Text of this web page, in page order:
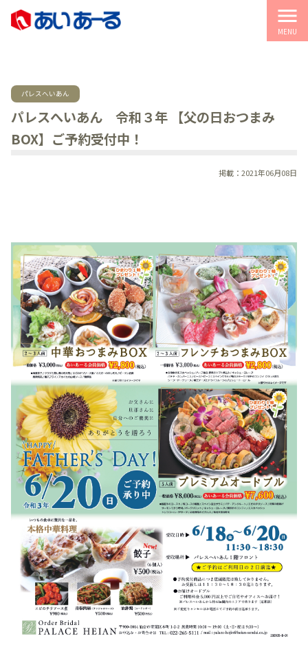
menu
MENU
パレスへいあん
パレスへいあん 令和３年 【父の日おつまみ
BOX】ご予約受付中！
掲載：2021年06月08日